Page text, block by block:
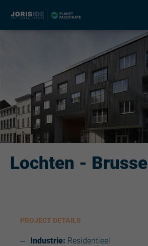
Lochten - Brussel
PROJECT DETAILS
Industrie: Residentieel